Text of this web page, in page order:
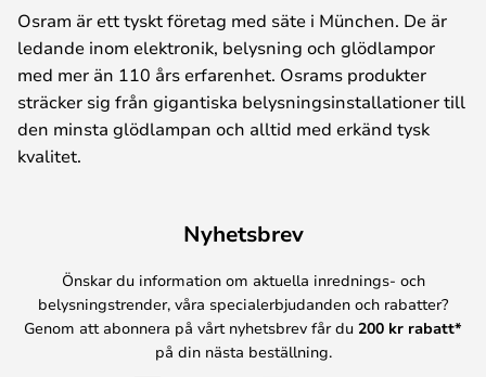
Osram är ett tyskt företag med säte i München. De är
ledande inom elektronik, belysning och glödlampor
med mer än 110 års erfarenhet. Osrams produkter
sträcker sig från gigantiska belysningsinstallationer till
den minsta glödlampan och alltid med erkänd tysk
kvalitet.
Nyhetsbrev
Önskar du information om aktuella inrednings- och
belysningstrender, våra specialerbjudanden och rabatter?
Genom att abonnera på vårt nyhetsbrev får du 200 kr rabatt*
på din nästa beställning.